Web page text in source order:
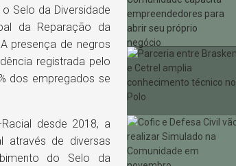
Selo da Diversidade
da Reparação da
presença de negros
registrada pelo
dos empregados se
desde 2018, a
através de diversas
do Selo da